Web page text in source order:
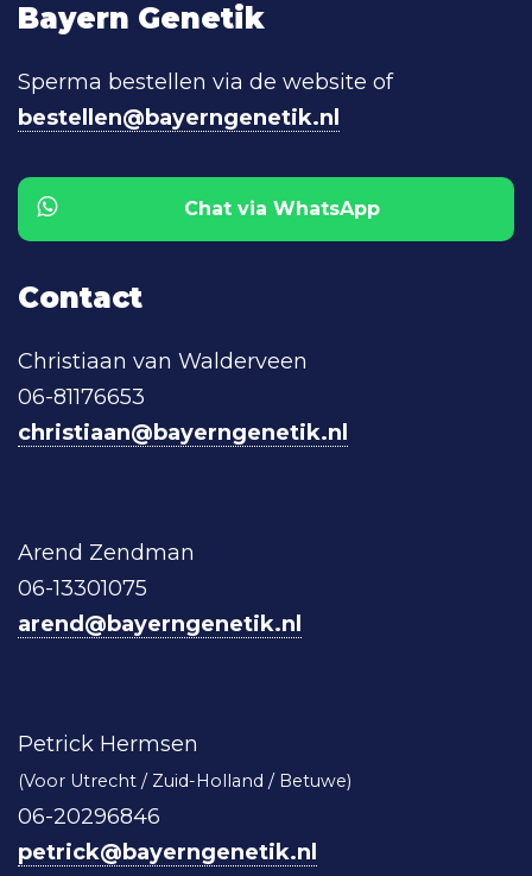
Bayern Genetik
Sperma bestellen via de website of
bestellen@bayerngenetik.nl
Chat via WhatsApp
Contact
Christiaan van Walderveen
06-81176653
christiaan@bayerngenetik.nl
Arend Zendman
06-13301075
arend@bayerngenetik.nl
Petrick Hermsen
(Voor Utrecht / Zuid-Holland / Betuwe)
06-20296846
petrick@bayerngenetik.nl